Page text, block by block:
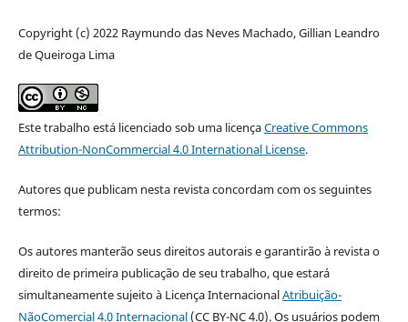
Copyright (c) 2022 Raymundo das Neves Machado, Gillian Leandro
de Queiroga Lima
Este trabalho está licenciado sob uma licençaCreative Commons
Attribution-NonCommercial 4.0 International License.
Autores que publicam nesta revista concordam com os seguintes
termos:
Os autores manterão seus direitos autorais e garantirão à revista o
direito de primeira publicação de seu trabalho, que estará
simultaneamente sujeito à Licença InternacionalAtribuição-
NãoComercial 4.0 Internacional(CC BY-NC 4.0). Os usuários podem